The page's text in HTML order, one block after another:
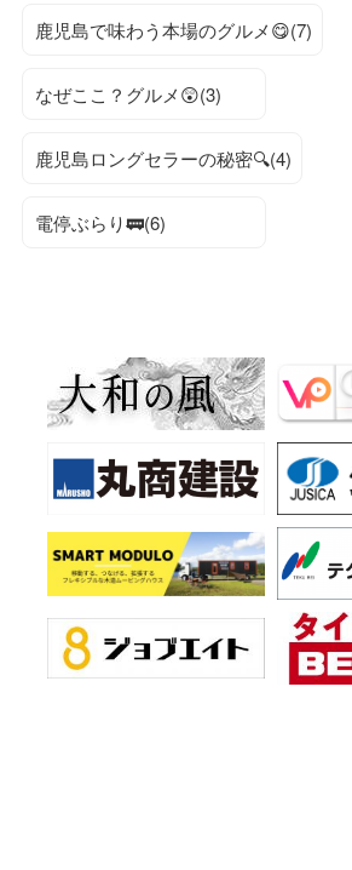
鹿児島で味わう本場のグルメ😋(7)
なぜここ？グルメ😲(3)
鹿児島ロングセラーの秘密🔍(4)
電停ぶらり🚃(6)